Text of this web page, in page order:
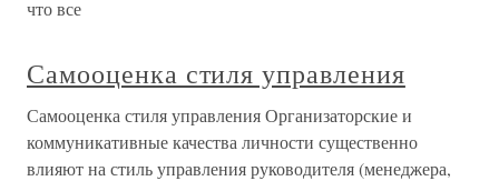
что все
Самооценка стиля управления
Самооценка стиля управления Организаторские и
коммуникативные качества личности существенно
влияют на стиль управления руководителя (менеджера,